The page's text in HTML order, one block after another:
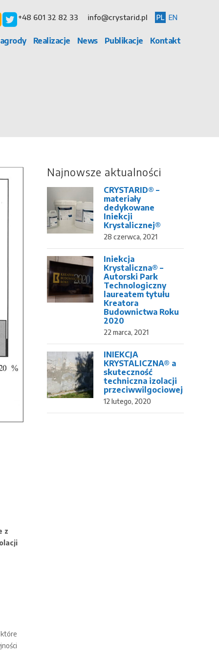
+48 601 32 82 33 info@crystarid.pl PL EN
Realizacje News Publikacje Kontakt
z
które
Najnowsze aktualności
CRYSTARID® –
materiały
dedykowane
Iniekcji
Krystalicznej®
28 czerwca, 2021
Iniekcja
Krystaliczna® –
Autorski Park
Technologiczny
laureatem tytułu
Kreatora
Budownictwa Roku
2020
22 marca, 2021
INIEKCJA
KRYSTALICZNA® a
skuteczność
techniczna izolacji
przeciwwilgociowej
12 lutego, 2020